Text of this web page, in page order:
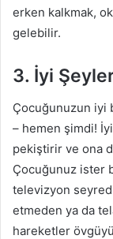
erken kalkmak,
gelebilir.
3. İyi
Çocuğunuzun iyi
– hemen şimdi!
pekiştirir ve ona
Çocuğunuz ister
televizyon
etmeden ya da
hareketler